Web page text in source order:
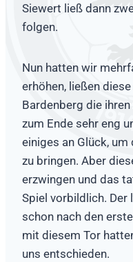
Siewert ließ dann
folgen.
Nun hatten wir
erhöhen, ließen
Bardenberg die
zum Ende sehr eng
einiges an Glück, um
zu bringen. Aber
erzwingen und das
Spiel vorbildlich. Der
schon nach den
mit diesem Tor
uns entschieden.